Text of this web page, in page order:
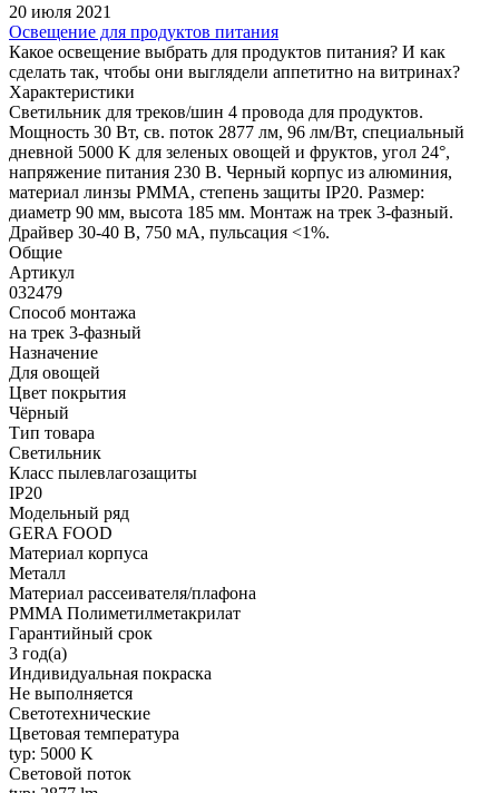
20 июля 2021
Освещение для продуктов питания
Какое освещение выбрать для продуктов питания? И как
сделать так, чтобы они выглядели аппетитно на витринах?
Характеристики
Светильник для треков/шин 4 провода для продуктов.
Мощность 30 Вт, св. поток 2877 лм, 96 лм/Вт, специальный
дневной 5000 K для зеленых овощей и фруктов, угол 24°,
напряжение питания 230 В. Черный корпус из алюминия,
материал линзы PMMA, степень защиты IP20. Размер:
диаметр 90 мм, высота 185 мм. Монтаж на трек 3-фазный.
Драйвер 30-40 В, 750 мА, пульсация <1%.
Общие
Артикул
032479
Способ монтажа
на трек 3-фазный
Назначение
Для овощей
Цвет покрытия
Чёрный
Тип товара
Светильник
Класс пылевлагозащиты
IP20
Модельный ряд
GERA FOOD
Материал корпуса
Металл
Материал рассеивателя/плафона
PMMA Полиметилметакрилат
Гарантийный срок
3 год(а)
Индивидуальная покраска
Не выполняется
Светотехнические
Цветовая температура
typ: 5000 K
Световой поток